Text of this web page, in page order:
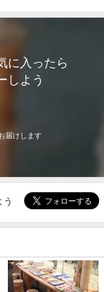
に入ったら
しよう
届けします
う